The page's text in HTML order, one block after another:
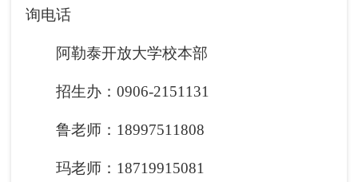
询电话
阿勒泰开放大学校本部
招生办：0906-2151131
鲁老师：18997511808
玛老师：18719915081